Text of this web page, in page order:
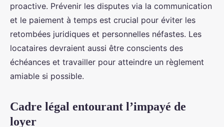
proactive. Prévenir les disputes via la communication
et le paiement à temps est crucial pour éviter les
retombées juridiques et personnelles néfastes. Les
locataires devraient aussi être conscients des
échéances et travailler pour atteindre un règlement
amiable si possible.
Cadre légal entourant l’impayé de
loyer